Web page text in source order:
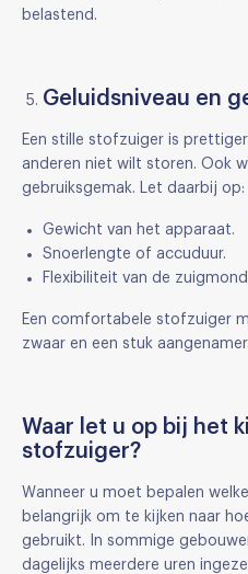
belastend.
Geluidsniveau en
Een stille stofzuiger is
anderen niet wilt storen. Ook
gebruiksgemak. Let daarbij op:
Gewicht van het apparaat.
Snoerlengte of accuduur.
Flexibiliteit van de
Een comfortabele stofzuiger
zwaar en een stuk aangenamer.
Waar let u op bij het
stofzuiger?
Wanneer u moet bepalen
belangrijk om te kijken naar
gebruikt. In sommige
dagelijks meerdere uren